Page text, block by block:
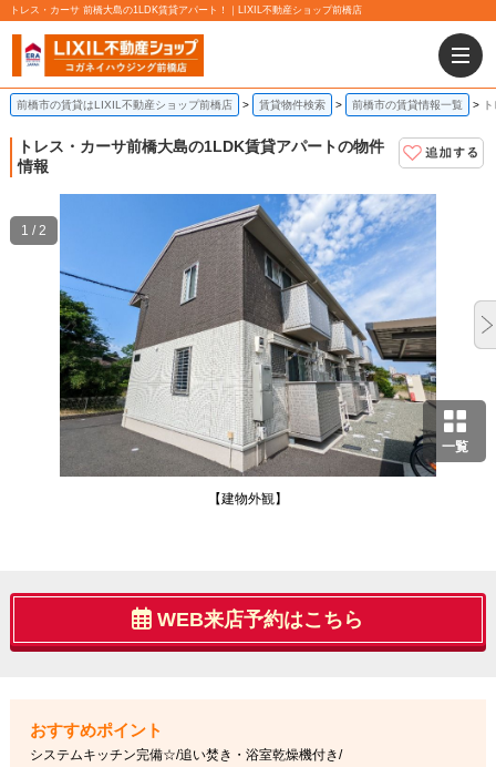
トレス・カーサ 前橋大島の1LDK賃貸アパート！｜LIXIL不動産ショップ前橋店
前橋市の賃貸はLIXIL不動産ショップ前橋店 賃貸物件検索 前橋市の賃貸情報一覧
トレス・カーサ前橋大島の1LDK賃貸アパートの物件
情報
一覧
【建物外観】
1 / 2
WEB来店予約はこちら
システムキッチン完備☆/追い焚き・浴室乾燥機付き/